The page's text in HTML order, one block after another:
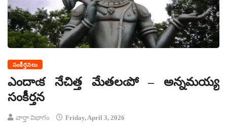
సంకీర్తనలు
ఎందాఁక నేచిత్త మేతలఁపో – అన్నమయ్య
సంకీర్తన
వార్తా విభాగం Friday, April 3, 2026